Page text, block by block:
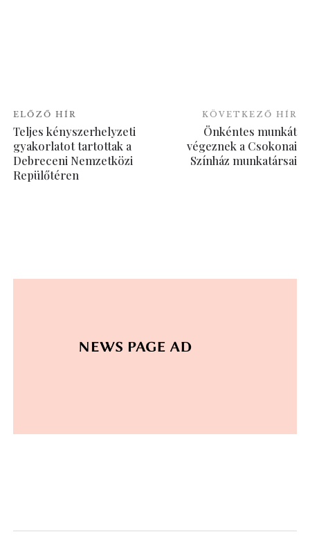
ELŐZŐ HÍR
Teljes kényszerhelyzeti
gyakorlatot tartottak a
Debreceni Nemzetközi
Repülőtéren
KÖVETKEZŐ HÍR
Önkéntes munkát
végeznek a Csokonai
Színház munkatársai